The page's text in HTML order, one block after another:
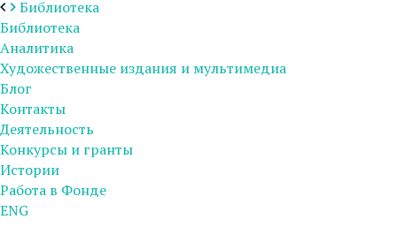
Библиотека
Библиотека
Аналитика
Художественные издания и мультимедиа
Блог
Контакты
Деятельность
Конкурсы и гранты
Истории
Работа в Фонде
ENG